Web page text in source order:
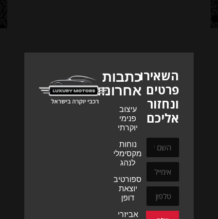
השאירו
פרטים
ונחזור
אליכם
כתבות
אחרונות
עיצוב
פנימי
יוקרתי
נוחות
מקסימלית
לנהג
ספורטיביות
יוצאת
דופן
אביזרי